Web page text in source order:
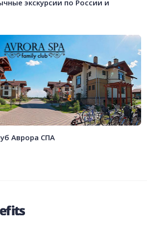
экскурсии по России и
Аврора СПА